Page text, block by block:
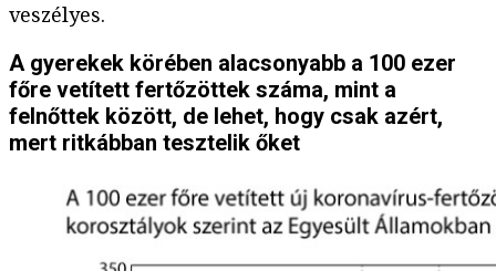
veszélyes.
A gyerekek körében alacsonyabb a 100 ezer
főre vetített fertőzöttek száma, mint a
felnőttek között, de lehet, hogy csak azért,
mert ritkábban tesztelik őket